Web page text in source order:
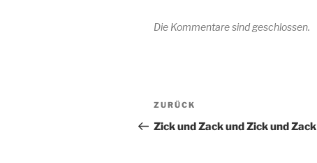
Die Kommentare sind geschlossen.
Beitragsnavigation
Vorheriger
Beitrag
ZURÜCK
Zick und Zack und Zick und Zack